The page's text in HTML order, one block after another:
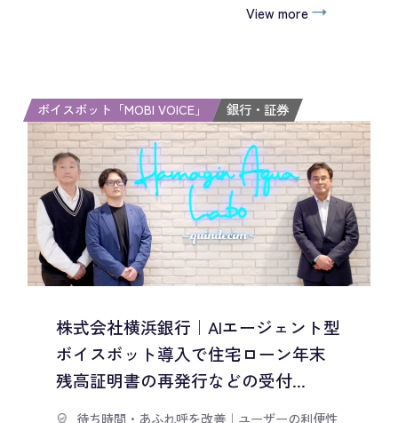
View more
ボイスボット「MOBI VOICE」 銀行・証券
株式会社横浜銀行｜AIエージェント型
ボイスボット導入で住宅ローン年末
残高証明書の再発行などの受付...
待ち時間・あふれ呼を改善｜ ユーザーの利便性